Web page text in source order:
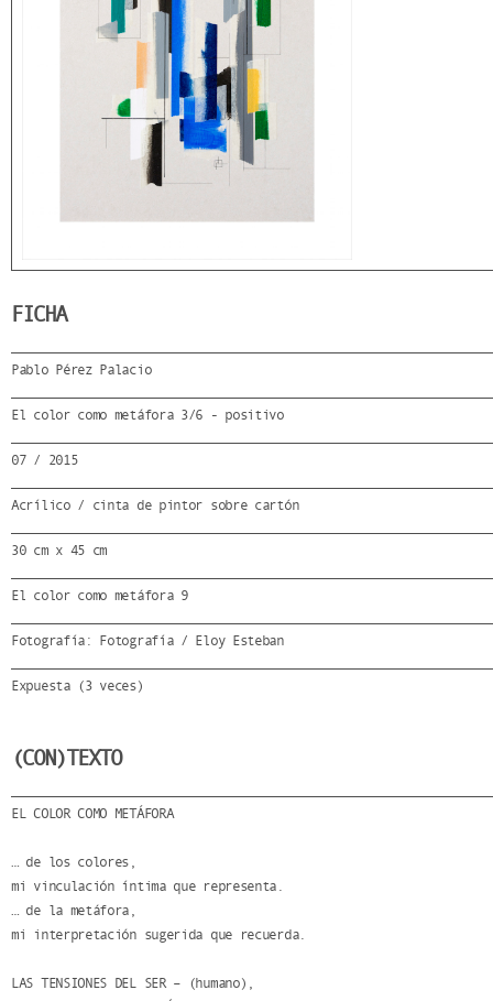
FICHA
Pablo Pérez Palacio
El color como metáfora 3/6 - positivo
07 / 2015
Acrílico / cinta de pintor sobre cartón
30 cm x 45 cm
El color como metáfora 9
Fotografía: Fotografía / Eloy Esteban
Expuesta (3 veces)
(CON)TEXTO
EL COLOR COMO METÁFORA
… de los colores,
mi vinculación íntima que representa.
… de la metáfora,
mi interpretación sugerida que recuerda.
LAS TENSIONES DEL SER – (humano),